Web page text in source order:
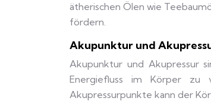
ätherischen Ölen wie
fördern.
Akupunktur und
Akupunktur und Akupressur
Energiefluss im Körper zu
Akupressurpunkte kann der